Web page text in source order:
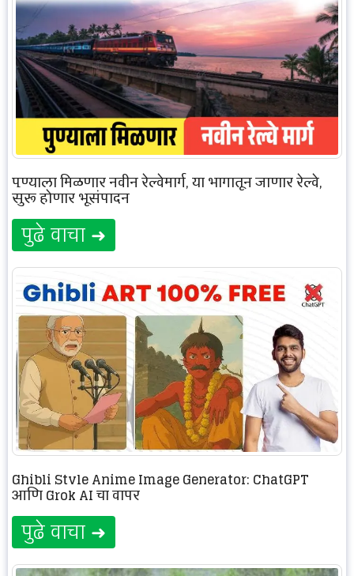
पुण्याला मिळणार नवीन रेल्वेमार्ग, या भागातून जाणार रेल्वे,
सुरू होणार भूसंपादन
पुढे वाचा ➜
Ghibli Style Anime Image Generator: ChatGPT
आणि Grok AI चा वापर
पुढे वाचा ➜